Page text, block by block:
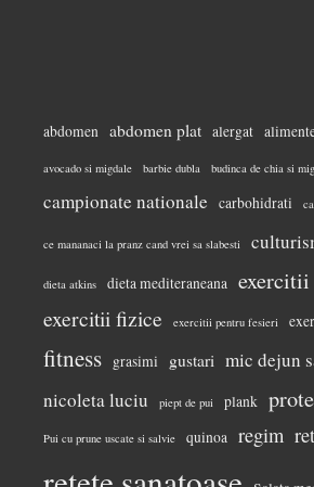
abdomen abdomen plat alergat
avocado si migdale barbie dubla budinca de chia si
campionate nationale carbohidrati
ce mananaci la pranz cand vrei sa slabesti
dieta atkins dieta mediteraneana exercitii
exercitii fizice exercitii pentru fesieri
fitness grasimi gustari mic dejun
nicoleta luciu
piept de pui plank
Pui cu prune uscate si salvie quinoa regim